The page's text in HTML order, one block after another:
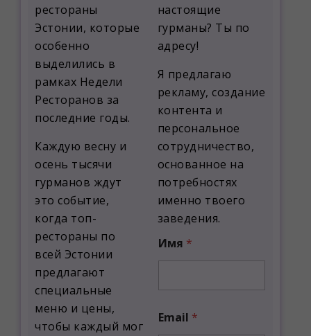
рестораны
Эстонии, которые
особенно
выделились в
рамках Недели
Ресторанов за
последние годы.
Каждую весну и
осень тысячи
гурманов ждут
это событие,
когда топ-
рестораны по
всей Эстонии
предлагают
специальные
меню и цены,
чтобы каждый мог
настоящие
гурманы? Ты по
адресу!
Я предлагаю
рекламу, создание
контента и
персональное
сотрудничество,
основанное на
потребностях
именно твоего
заведения.
Имя *
Email *